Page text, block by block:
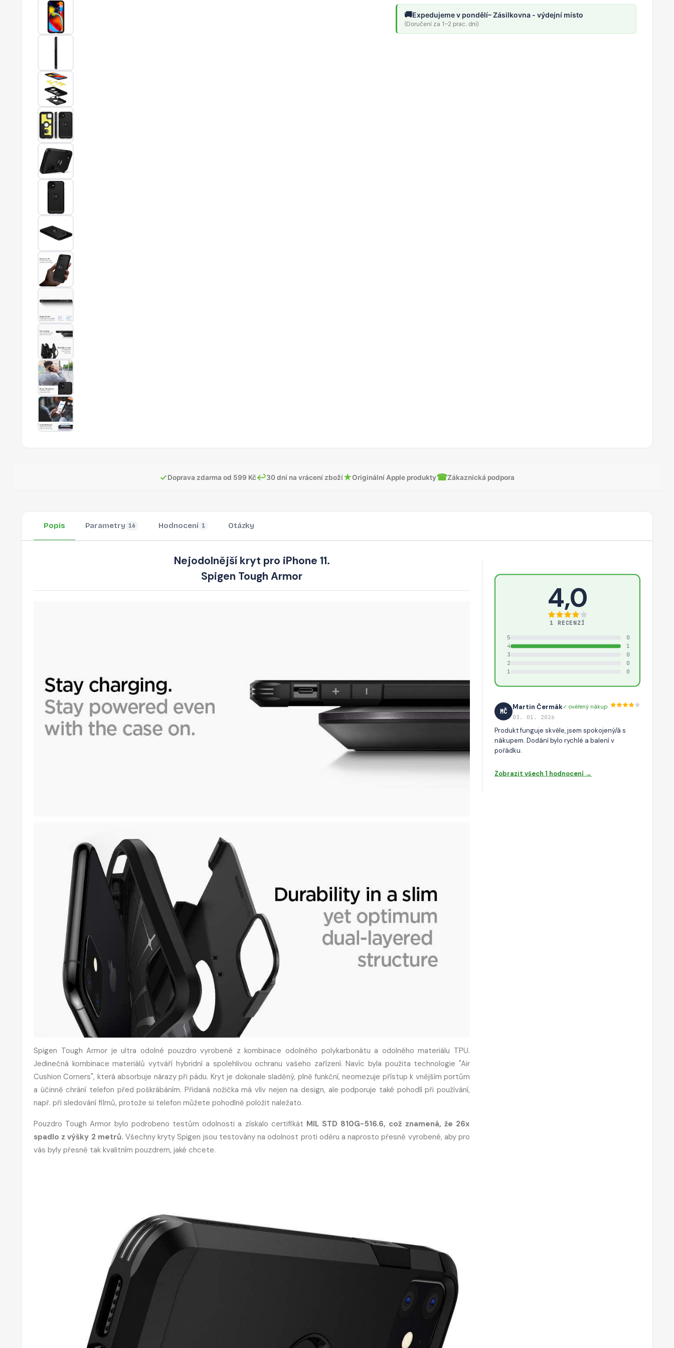
🚚Expedujeme v pondělí– Zásilkovna - výdejní místo
(Doručení za 1–2 prac. dní)
✓Doprava zdarma od 599 Kč↩30 dní na vrácení zboží★Originální Apple produkty☎Zákaznická podpora
Popis Parametry 16 Hodnocení 1 Otázky
Nejodolnější kryt pro iPhone 11.
Spigen Tough Armor
Spigen Tough Armor je ultra odolné pouzdro vyrobené z kombinace odolného polykarbonátu a odolného materiálu TPU.
Jedinečná kombinace materiálů vytváří hybridní a spolehlivou ochranu vašeho zařízení. Navíc byla použita technologie "Air
Cushion Corners", která absorbuje nárazy při pádu. Kryt je dokonale sladěný, plně funkční, neomezuje přístup k vnějším portům
a účinně chrání telefon před poškrábáním. Přidaná nožička má vliv nejen na design, ale podporuje také pohodlí při používání,
např. při sledování filmů, protože si telefon můžete pohodlně položit naležato.
Pouzdro Tough Armor bylo podrobeno testům odolnosti a získalo certifikát MIL STD 810G-516.6, což znamená, že 26x
spadlo z výšky 2 metrů.Všechny kryty Spigen jsou testovány na odolnost proti oděru a naprosto přesně vyrobené, aby pro
vás byly přesně tak kvalitním pouzdrem, jaké chcete.
4,0
1 RECENZÍ
5
0
4
1
3
0
2
0
1
0
MČ
Martin Čermák✓ ověřený nákup
03. 01. 2026
Produkt funguje skvěle, jsem spokojený/á s
nákupem. Dodání bylo rychlé a balení v
pořádku.
Zobrazit všech 1 hodnocení →